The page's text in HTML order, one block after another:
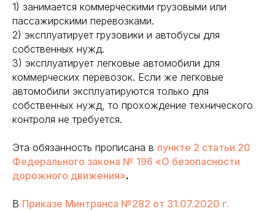
1) занимается коммерческими грузовыми или
пассажирскими перевозками.
2) эксплуатирует грузовики и автобусы для
собственных нужд.
3) эксплуатирует легковые автомобили для
коммерческих перевозок. Если же легковые
автомобили эксплуатируются только для
собственных нужд, то прохождение технического
контроля не требуется.
Эта обязанность прописана в пункте 2 статьи 20
Федерального закона № 196 «О безопасности
дорожного движения».
В Приказе Минтранса №282 от 31.07.2020 г.